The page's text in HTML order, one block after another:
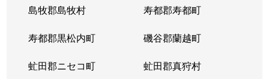
島牧郡島牧村 寿都郡寿都町
寿都郡黒松内町 磯谷郡蘭越町
虻田郡ニセコ町 虻田郡真狩村